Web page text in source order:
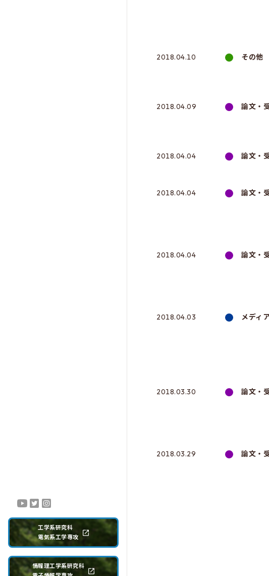
工学系研究科
電気系工学専攻
情報理工学系研究科
その他
2018.04.10
論文・
2018.04.09
論文・
2018.04.04
論文・
2018.04.04
論文・
2018.04.04
メディ
2018.04.03
論文・
2018.03.30
論文・
2018.03.29